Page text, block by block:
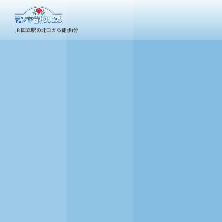
JR国立駅の北口から徒歩1分